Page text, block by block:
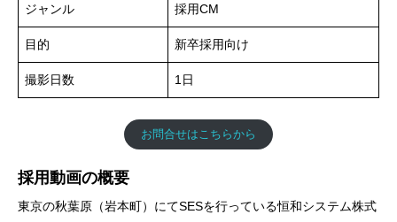
ジャンル 採用CM
目的 新卒採用向け
撮影日数 1日
お問合せはこちらから
採用動画の概要
東京の秋葉原（岩本町）にてSESを行っている恒和システム株式